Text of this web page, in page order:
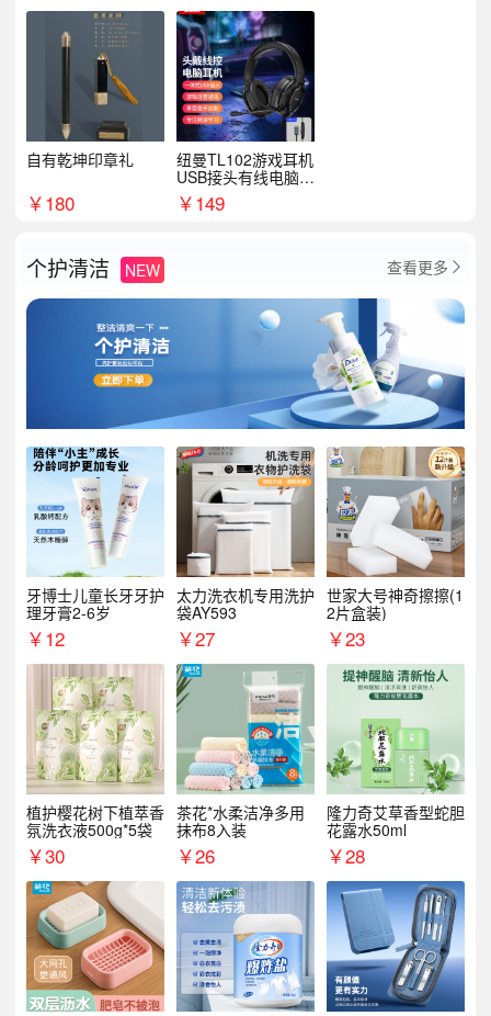
自有乾坤印章礼
￥180
纽曼TL102游戏耳机
USB接头有线电脑耳
机耳麦
￥149
个护清洁 NEW 查看更多 
牙博士儿童长牙牙护
理牙膏2-6岁
￥12
太力洗衣机专用洗护
袋AY593
￥27
世家大号神奇擦擦(1
2片盒装)
￥23
植护樱花树下植萃香
氛洗衣液500g*5袋
￥30
茶花*水柔洁净多用
抹布8入装
￥26
隆力奇艾草香型蛇胆
花露水50ml
￥28